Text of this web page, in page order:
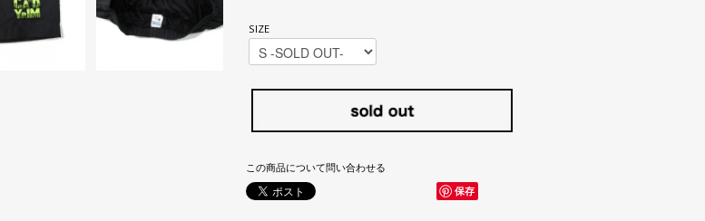
SIZE
この商品について問い合わせる
保存